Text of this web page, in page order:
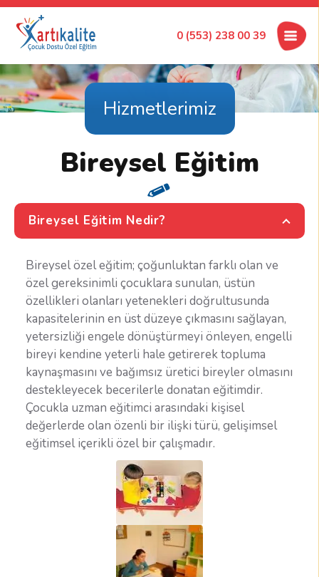
Hizmetlerimiz
Bireysel Eğitim
Bireysel Eğitim Nedir?
Bireysel özel eğitim; çoğunluktan farklı olan ve
özel gereksinimli çocuklara sunulan, üstün
özellikleri olanları yetenekleri doğrultusunda
kapasitelerinin en üst düzeye çıkmasını sağlayan,
yetersizliği engele dönüştürmeyi önleyen, engelli
bireyi kendine yeterli hale getirerek topluma
kaynaşmasını ve bağımsız üretici bireyler olmasını
destekleyecek becerilerle donatan eğitimdir.
Çocukla uzman eğitimci arasındaki kişisel
değerlerde olan özenli bir ilişki türü, gelişimsel
eğitimsel içerikli özel bir çalışmadır.
0 (553) 238 00 39